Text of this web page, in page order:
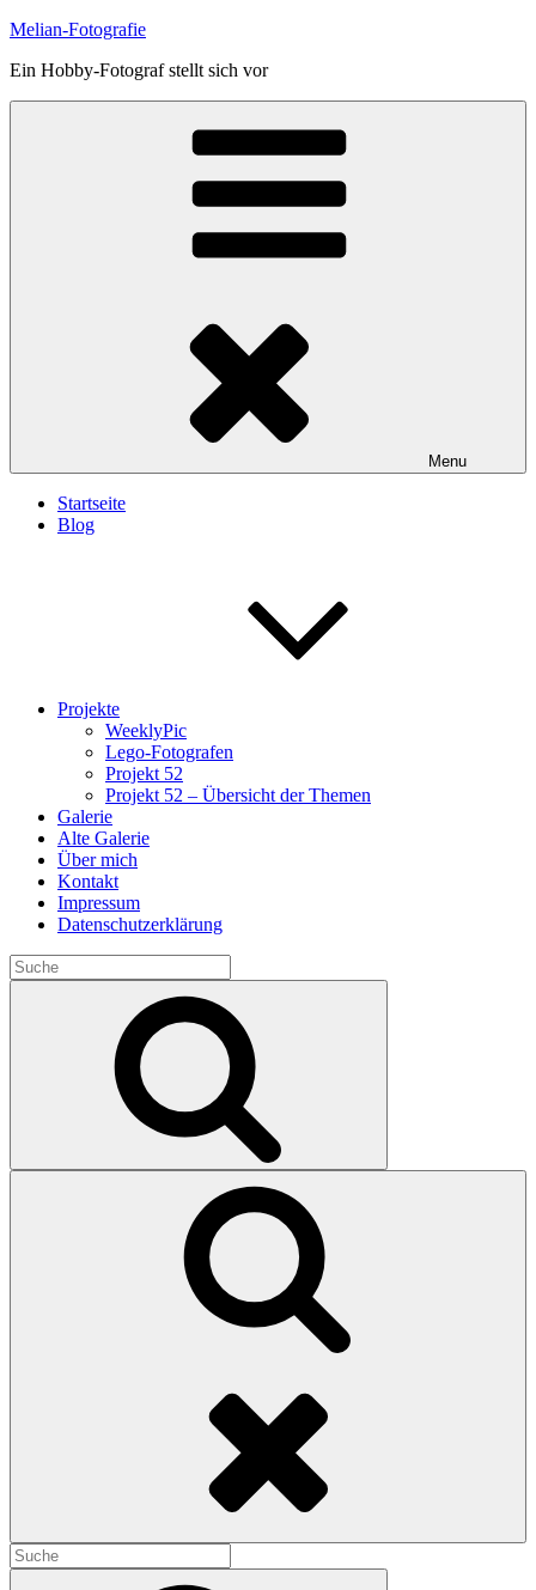
Skip
content
Melian-Fotografie
Ein Hobby-Fotograf stellt sich vor
Menu
Startseite
Blog
Projekte
WeeklyPic
Lego-Fotografen
Projekt 52
Projekt 52 – Übersicht der Themen
Galerie
Alte Galerie
Über mich
Kontakt
Impressum
Datenschutzerklärung
Search
for:
Search
for: